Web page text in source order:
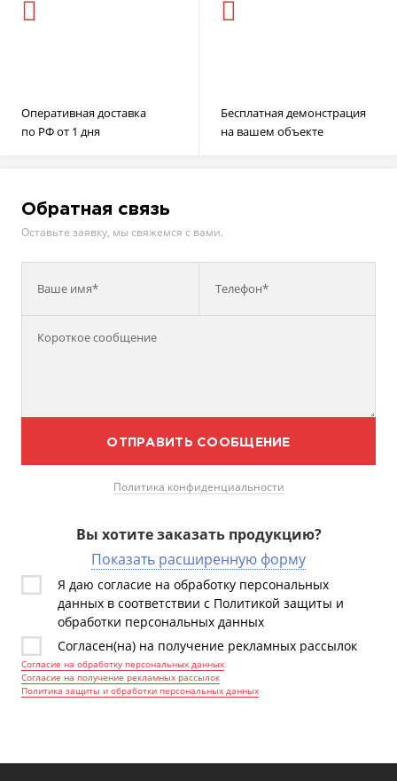
Оперативная доставка
по РФ от 1 дня
Бесплатная демонстрация
на вашем объекте
Обратная связь
Оставьте заявку, мы свяжемся с вами.
Ваше имя* Телефон*
ОТПРАВИТЬ СООБЩЕНИЕ
Вы хотите заказать продукцию?
Показать расширенную форму
Политика конфиденциальности
Я даю согласие на обработку персональных
данных в соответствии с Политикой защиты и
обработки персональных данных
Согласен(на) на получение рекламных рассылок
Согласие на обработку персональных данных
Согласие на получение рекламных рассылок
Политика защиты и обработки персональных данных